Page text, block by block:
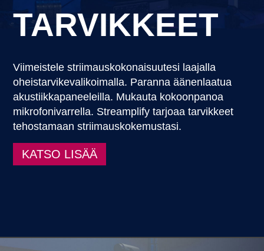
TARVIKKEET
Viimeistele striimauskokonaisuutesi laajalla
oheistarvikevalikoimalla. Paranna äänenlaatua
akustiikkapaneeleilla. Mukauta kokoonpanoa
mikrofonivarrella. Streamplify tarjoaa tarvikkeet
tehostamaan striimauskokemustasi.
KATSO LISÄÄ